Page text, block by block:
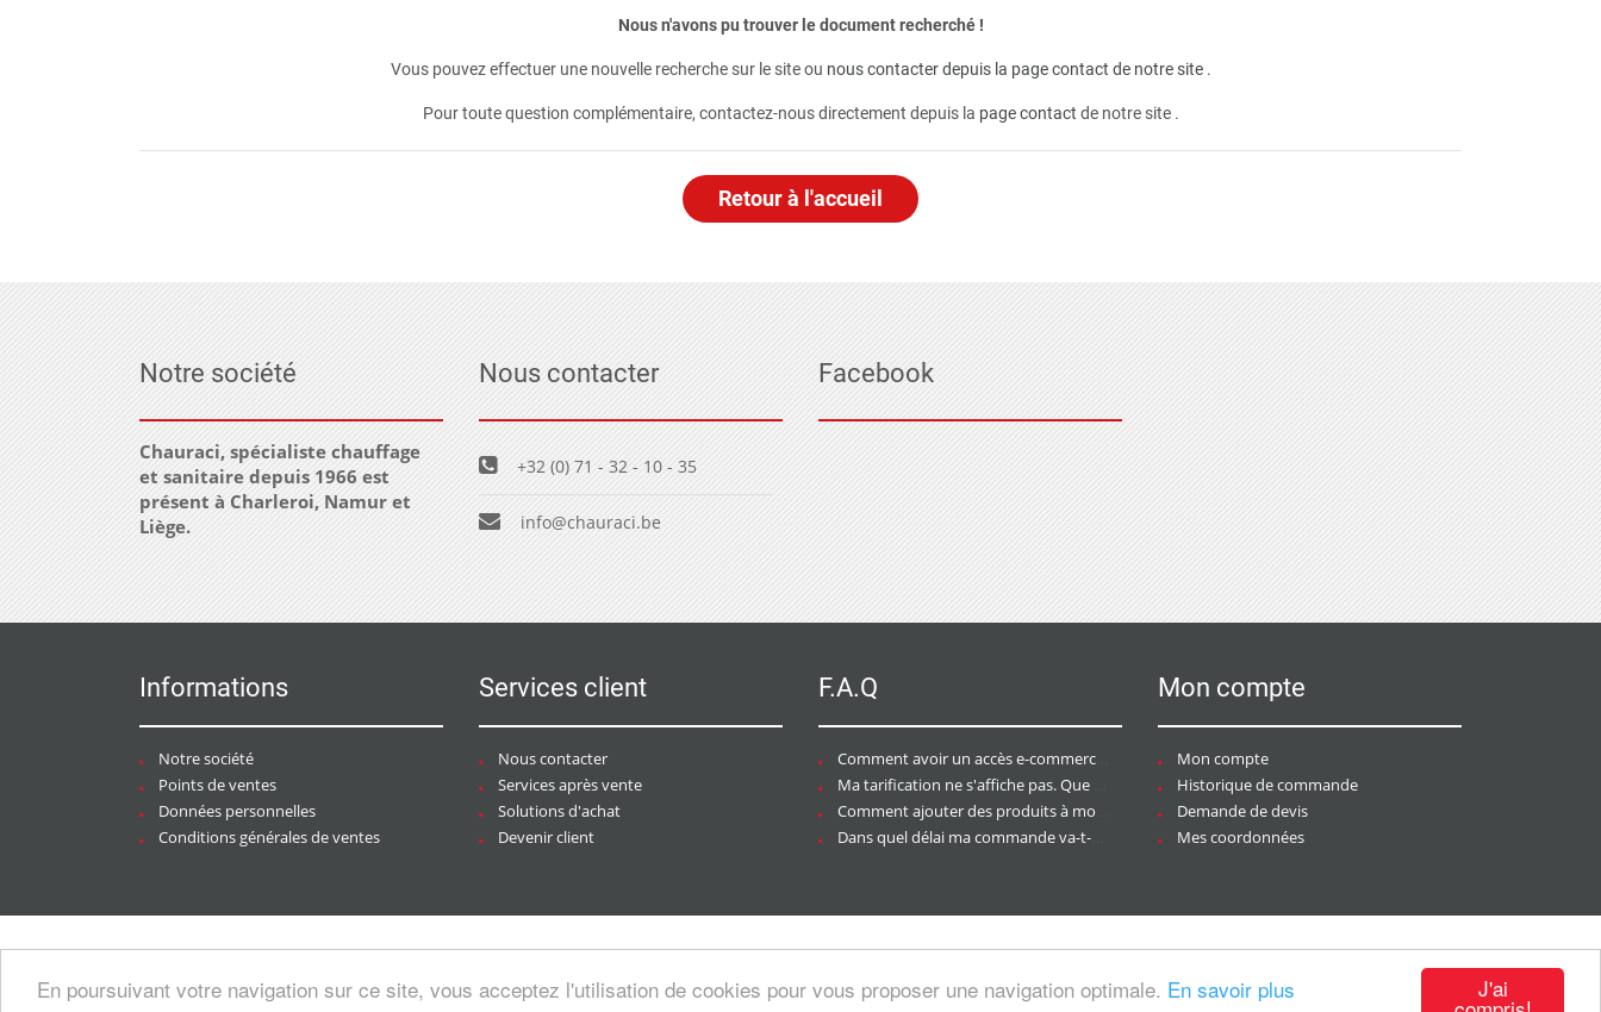
J'ai
En poursuivant votre navigation sur ce site, vous acceptez l'utilisation de cookies pour vous proposer une navigation optimale. En savoir plus
Nous n'avons pu trouver le document recherché !
Vous pouvez effectuer une nouvelle recherche sur le site ou nous contacter depuis la page contact de notre site.
Pour toute question complémentaire, contactez-nous directement depuis la page contact de notre site .
Retour à l'accueil
Notre société
Chauraci, spécialiste chauffage
et sanitaire depuis 1966 est
présent à Charleroi, Namur et
Liège.
Nous contacter
+32 (0) 71 - 32 - 10 - 35
info@chauraci.be
Facebook
Informations
Notre société
Points de ventes
Données personnelles
Conditions générales de ventes
Services client
Nous contacter
Services après vente
Solutions d'achat
Devenir client
F.A.Q
Comment avoir un accès e-commerce ?
Ma tarification ne s'affiche pas. Que dois-je faire ?
Comment ajouter des produits à mon panier ?
Dans quel délai ma commande va-t-elle être traitée ?
Mon compte
Mon compte
Historique de commande
Demande de devis
Mes coordonnées
artesansdubatiment.com